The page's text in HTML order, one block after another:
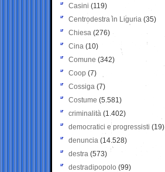
Casini (119)
Centrodestra in Liguria (35)
Chiesa (276)
Cina (10)
Comune (342)
Coop (7)
Cossiga (7)
Costume (5.581)
criminalità (1.402)
democratici e progressisti (19)
denuncia (14.528)
destra (573)
destradipopolo (99)